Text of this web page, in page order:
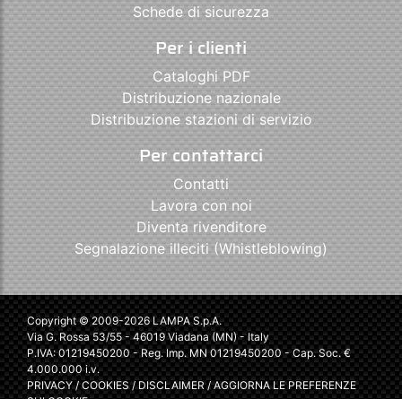
Schede di sicurezza
Per i clienti
Cataloghi PDF
Distribuzione nazionale
Distribuzione stazioni di servizio
Per contattarci
Contatti
Lavora con noi
Diventa rivenditore
Segnalazione illeciti (Whistleblowing)
Copyright © 2009-2026 LAMPA S.p.A.
Via G. Rossa 53/55 - 46019 Viadana (MN) - Italy
P.IVA: 01219450200 - Reg. Imp. MN 01219450200 - Cap. Soc. €
4.000.000 i.v.
PRIVACY/COOKIES/DISCLAIMER/AGGIORNA LE PREFERENZE